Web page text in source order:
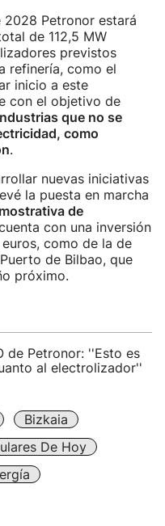
2028 Petronor estará
de 112,5 MW
previstos
refinería, como el
inicio a este
con el objetivo de
que no se
como
.
nuevas iniciativas
la puesta en marcha
de
con una inversión
como de la de
de Bilbao, que
próximo.
de Petronor: ''Esto es
al electrolizador''
Bizkaia
De Hoy